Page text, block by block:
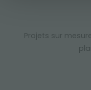
Projets sur